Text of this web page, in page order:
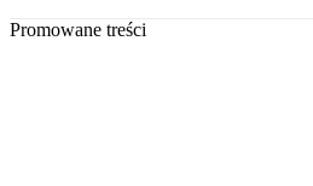
Promowane treści